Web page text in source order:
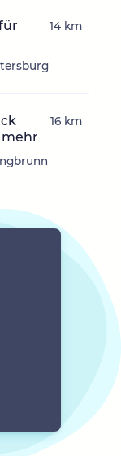
14 km
16 km